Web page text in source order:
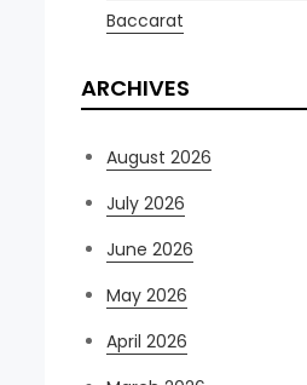
Baccarat
ARCHIVES
August 2026
July 2026
June 2026
May 2026
April 2026